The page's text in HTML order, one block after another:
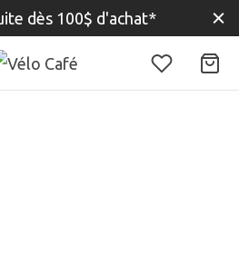
dès 100$ d'achat*